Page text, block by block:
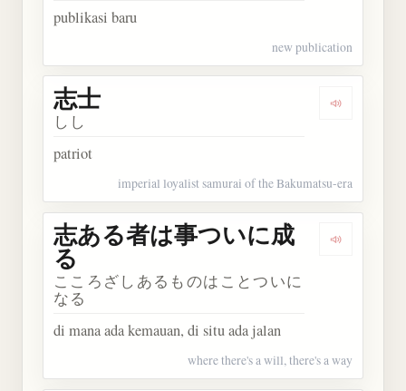
publikasi baru
new publication
Dengarkan
志士
しし
patriot
imperial loyalist samurai of the Bakumatsu-era
Dengarkan
志ある者は事ついに成
る
こころざしあるものはことついに
なる
di mana ada kemauan, di situ ada jalan
where there's a will, there's a way